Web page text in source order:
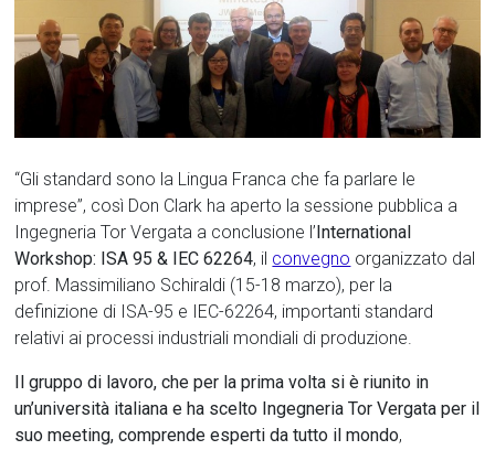
“Gli standard sono la Lingua Franca che fa parlare le
imprese”, così Don Clark ha aperto la sessione pubblica a
Ingegneria Tor Vergata a conclusione l’International
Workshop: ISA 95 & IEC 62264, il convegno organizzato dal
prof. Massimiliano Schiraldi (15-18 marzo), per la
definizione di ISA-95 e IEC-62264, importanti standard
relativi ai processi industriali mondiali di produzione.
Il gruppo di lavoro, cheper la prima volta si è riunito in
un’università italiana e ha scelto Ingegneria Tor Vergata per il
suo meeting, comprende esperti da tutto il mondo,